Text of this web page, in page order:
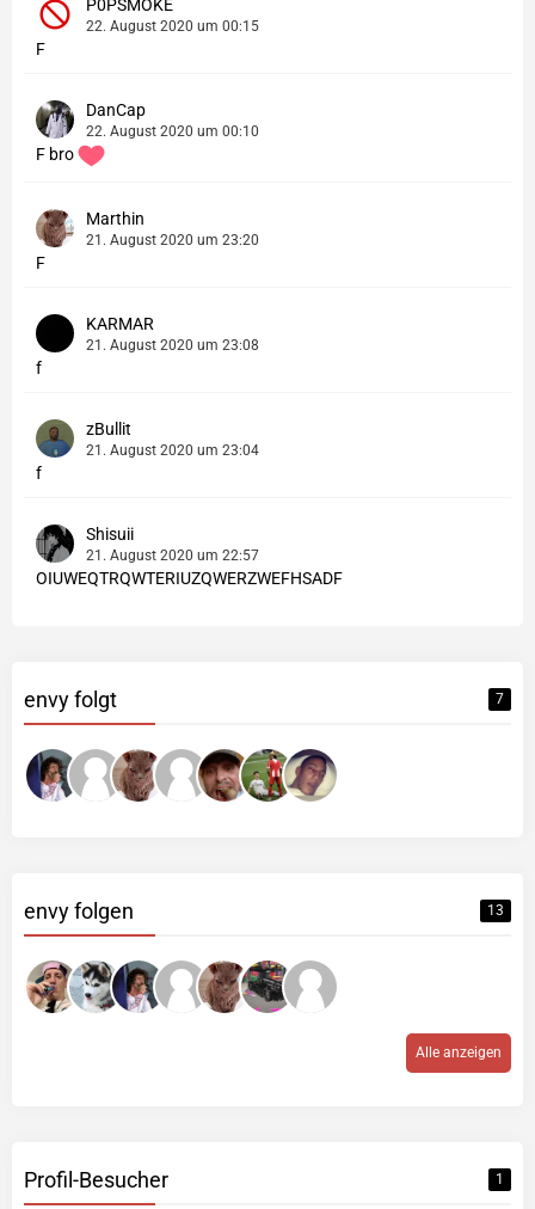
P0PSMOKE
22. August 2020 um 00:15
F
DanCap
22. August 2020 um 00:10
F bro
Marthin
21. August 2020 um 23:20
F
KARMAR
21. August 2020 um 23:08
f
zBullit
21. August 2020 um 23:04
f
Shisuii
21. August 2020 um 22:57
OIUWEQTRQWTERIUZQWERZWEFHSADF
envy folgt 7
envy folgen 13
Alle anzeigen
Profil-Besucher 1